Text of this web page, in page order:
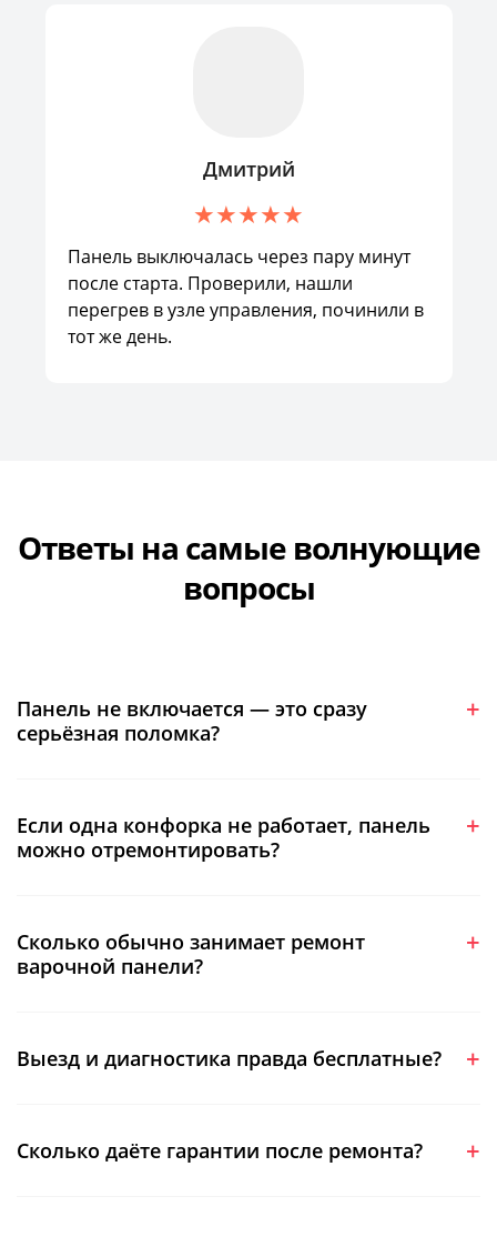
Дмитрий
Панель выключалась через пару минут
после старта. Проверили, нашли
перегрев в узле управления, починили в
тот же день.
Ответы на самые волнующие
вопросы
Панель не включается — это сразу
серьёзная поломка?
Если одна конфорка не работает, панель
можно отремонтировать?
Сколько обычно занимает ремонт
варочной панели?
Выезд и диагностика правда бесплатные?
Сколько даёте гарантии после ремонта?